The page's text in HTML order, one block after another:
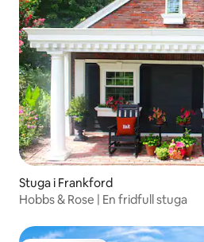
Stuga i Frankford
Hobbs & Rose | En fridfull stuga